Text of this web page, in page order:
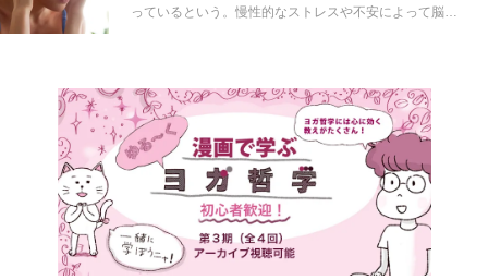
っているという。慢性的なストレスや不安によって脳に
しよう。